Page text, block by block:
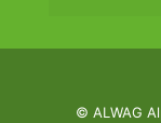
© ALWAG